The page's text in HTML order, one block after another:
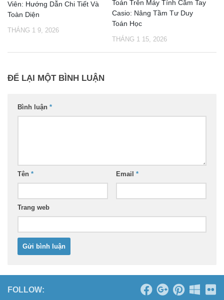
Viên: Hướng Dẫn Chi Tiết Và
Toàn Diện
THÁNG 1 9, 2026
Toán Trên Máy Tính Cầm Tay
Casio: Nâng Tầm Tư Duy
Toán Học
THÁNG 1 15, 2026
ĐỂ LẠI MỘT BÌNH LUẬN
Bình luận *
Tên * Email *
Trang web
FOLLOW: